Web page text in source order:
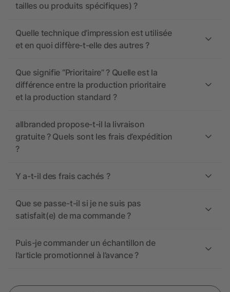
tailles ou produits spécifiques) ?
Quelle technique d’impression est utilisée
et en quoi diffère-t-elle des autres ?
Que signifie “Prioritaire” ? Quelle est la
différence entre la production prioritaire
et la production standard ?
allbranded propose-t-il la livraison
gratuite ? Quels sont les frais d’expédition
?
Y a-t-il des frais cachés ?
Que se passe-t-il si je ne suis pas
satisfait(e) de ma commande ?
Puis-je commander un échantillon de
l’article promotionnel à l’avance ?